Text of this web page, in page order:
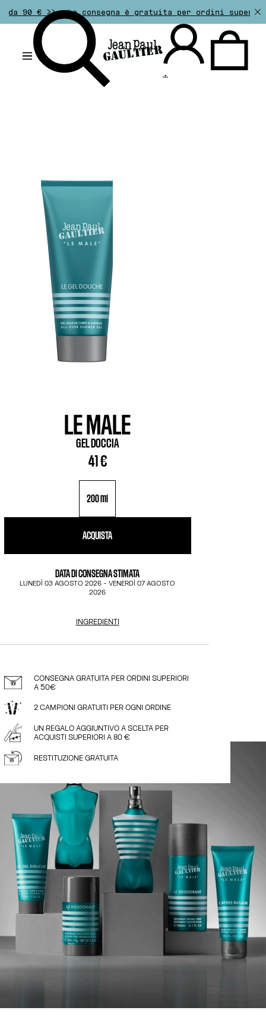
La consegna è gratuita per ordini superiori a 50€.
.
LE MALE
GEL DOCCIA
41 €
200 ml
ACQUISTA
DATA DI CONSEGNA STIMATA
LUNEDÌ 03 AGOSTO 2026 - VENERDÌ 07 AGOSTO
2026
INGREDIENTI
CONSEGNA GRATUITA PER ORDINI SUPERIORI
A 50€
2 CAMPIONI GRATUITI PER OGNI ORDINE
UN REGALO AGGIUNTIVO A SCELTA PER
ACQUISTI SUPERIORI A 80 €
RESTITUZIONE GRATUITA